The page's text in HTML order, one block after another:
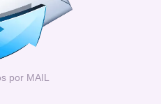
por MAIL